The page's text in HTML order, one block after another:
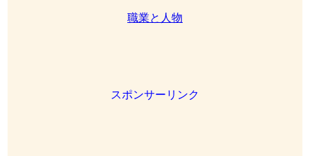
職業と人物
スポンサーリンク